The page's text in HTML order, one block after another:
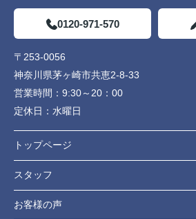
0120-971-570
〒253-0056
神奈川県茅ヶ崎市共恵2-8-33
営業時間： 9:30～20：00
定休日： 水曜日
トップページ
スタッフ
お客様の声